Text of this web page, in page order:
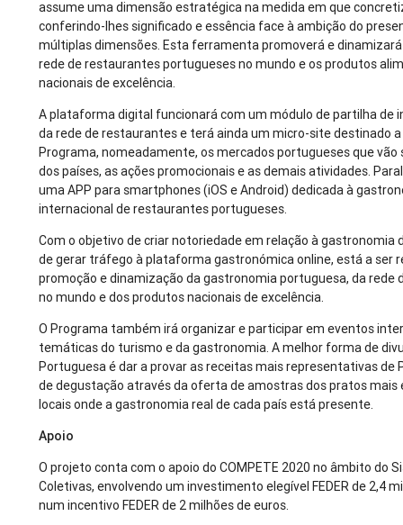
assume uma dimensão estratégica na medida em que
conferindo-lhes significado e essência face à ambição do
múltiplas dimensões. Esta ferramenta promoverá e
rede de restaurantes portugueses no mundo e os produtos
nacionais de excelência.
A plataforma digital funcionará com um módulo de partilha de
da rede de restaurantes e terá ainda um micro-site destinado
Programa, nomeadamente, os mercados portugueses que
dos países, as ações promocionais e as demais atividades.
uma APP para smartphones (iOS e Android) dedicada à
internacional de restaurantes portugueses.
Com o objetivo de criar notoriedade em relação à gastronomia
de gerar tráfego à plataforma gastronómica online, está a ser
promoção e dinamização da gastronomia portuguesa, da
no mundo e dos produtos nacionais de excelência.
O Programa também irá organizar e participar em eventos
temáticas do turismo e da gastronomia. A melhor forma de
Portuguesa é dar a provar as receitas mais representativas de
de degustação através da oferta de amostras dos pratos mais
locais onde a gastronomia real de cada país está presente.
Apoio
O projeto conta com o apoio do COMPETE 2020 no âmbito do
Coletivas, envolvendo um investimento elegível FEDER de 2,4
num incentivo FEDER de 2 milhões de euros.